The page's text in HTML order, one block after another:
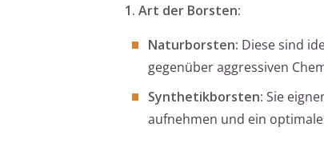
1. Art der Borsten:
Naturborsten: Diese sind
gegenüber aggressiven
Synthetikborsten: Sie
aufnehmen und ein